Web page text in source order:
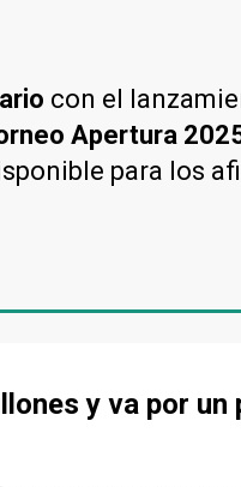
con el
Apertura
para los
y va por